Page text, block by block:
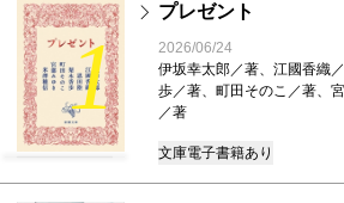
1
プレゼント
2026/06/24
伊坂幸太郎／著、江國香織
歩／著、町田そのこ／著、
／著
文庫電子書籍あり